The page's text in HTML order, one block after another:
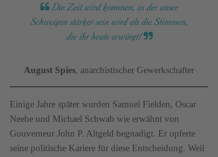
Die Zeit wird kommen, in der unser
Schweigen stärker sein wird als die Stimmen,
die ihr heute erwürgt!
August Spies, anarchistischer Gewerkschafter
Einige Jahre später wurden Samuel Fielden, Oscar
Neebe und Michael Schwab wie erwähnt von
Gouverneur John P. Altgeld begnadigt. Er opferte
seine politische Kariere für diese Entscheidung. Weil